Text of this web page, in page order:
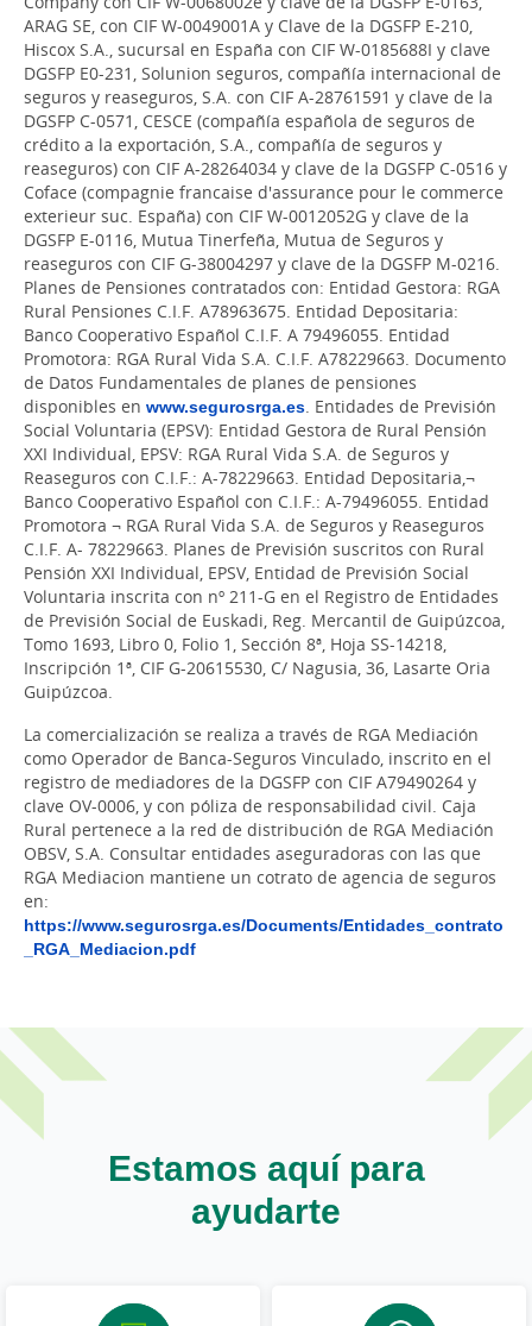
ARAG SE, con CIF W-0049001A y Clave de la DGSFP E-210,
Hiscox S.A., sucursal en España con CIF W-0185688I y clave
DGSFP E0-231, Solunion seguros, compañía internacional de
seguros y reaseguros, S.A. con CIF A-28761591 y clave de la
DGSFP C-0571, CESCE (compañía española de seguros de
crédito a la exportación, S.A., compañía de seguros y
reaseguros) con CIF A-28264034 y clave de la DGSFP C-0516 y
Coface (compagnie francaise d'assurance pour le commerce
exterieur suc. España) con CIF W-0012052G y clave de la
DGSFP E-0116, Mutua Tinerfeña, Mutua de Seguros y
reaseguros con CIF G-38004297 y clave de la DGSFP M-0216.
Planes de Pensiones contratados con: Entidad Gestora: RGA
Rural Pensiones C.I.F. A78963675. Entidad Depositaria:
Banco Cooperativo Español C.I.F. A 79496055. Entidad
Promotora: RGA Rural Vida S.A. C.I.F. A78229663. Documento
de Datos Fundamentales de planes de pensiones
disponibles en www.segurosrga.es. Entidades de Previsión
Social Voluntaria (EPSV): Entidad Gestora de Rural Pensión
XXI Individual, EPSV: RGA Rural Vida S.A. de Seguros y
Reaseguros con C.I.F.: A-78229663. Entidad Depositaria,¬
Banco Cooperativo Español con C.I.F.: A-79496055. Entidad
Promotora ¬ RGA Rural Vida S.A. de Seguros y Reaseguros
C.I.F. A- 78229663. Planes de Previsión suscritos con Rural
Pensión XXI Individual, EPSV, Entidad de Previsión Social
Voluntaria inscrita con nº 211-G en el Registro de Entidades
de Previsión Social de Euskadi, Reg. Mercantil de Guipúzcoa,
Tomo 1693, Libro 0, Folio 1, Sección 8ª, Hoja SS-14218,
Inscripción 1ª, CIF G-20615530, C/ Nagusia, 36, Lasarte Oria
Guipúzcoa.
La comercialización se realiza a través de RGA Mediación
como Operador de Banca-Seguros Vinculado, inscrito en el
registro de mediadores de la DGSFP con CIF A79490264 y
clave OV-0006, y con póliza de responsabilidad civil. Caja
Rural pertenece a la red de distribución de RGA Mediación
OBSV, S.A. Consultar entidades aseguradoras con las que
RGA Mediacion mantiene un cotrato de agencia de seguros
en:
https://www.segurosrga.es/Documents/Entidades_contrato
_RGA_Mediacion.pdf
Estamos aquí para
ayudarte